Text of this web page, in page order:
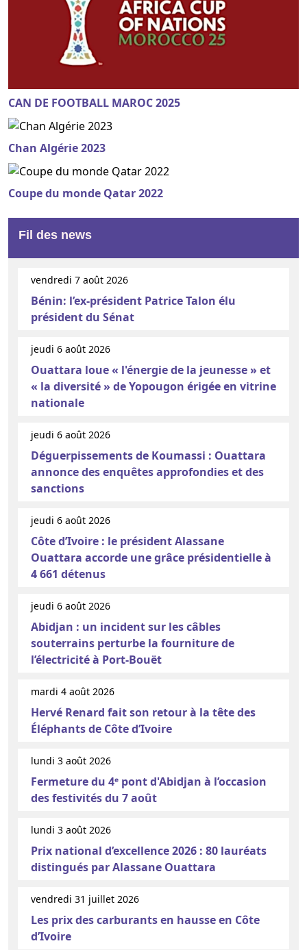
CAN DE FOOTBALL MAROC 2025
Chan Algérie 2023
Coupe du monde Qatar 2022
Fil des news
vendredi 7 août 2026
Bénin: l’ex-président Patrice Talon élu
président du Sénat
jeudi 6 août 2026
Ouattara loue « l'énergie de la jeunesse » et
« la diversité » de Yopougon érigée en vitrine
nationale
jeudi 6 août 2026
Déguerpissements de Koumassi : Ouattara
annonce des enquêtes approfondies et des
sanctions
jeudi 6 août 2026
Côte d’Ivoire : le président Alassane
Ouattara accorde une grâce présidentielle à
4 661 détenus
jeudi 6 août 2026
Abidjan : un incident sur les câbles
souterrains perturbe la fourniture de
l’électricité à Port-Bouët
mardi 4 août 2026
Hervé Renard fait son retour à la tête des
Éléphants de Côte d’Ivoire
lundi 3 août 2026
Fermeture du 4ᵉ pont d'Abidjan à l’occasion
des festivités du 7 août
lundi 3 août 2026
Prix national d’excellence 2026 : 80 lauréats
distingués par Alassane Ouattara
vendredi 31 juillet 2026
Les prix des carburants en hausse en Côte
d’Ivoire